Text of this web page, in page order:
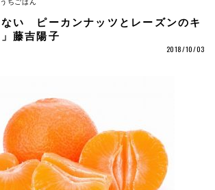
ない ピーカンナッツとレーズンのキ
藤吉陽子
2018/10/03